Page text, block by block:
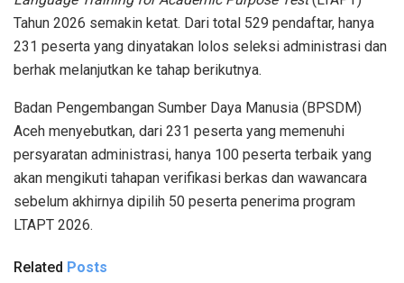
Tahun 2026 semakin ketat. Dari total 529 pendaftar, hanya
231 peserta yang dinyatakan lolos seleksi administrasi dan
berhak melanjutkan ke tahap berikutnya.
Badan Pengembangan Sumber Daya Manusia (BPSDM)
Aceh menyebutkan, dari 231 peserta yang memenuhi
persyaratan administrasi, hanya 100 peserta terbaik yang
akan mengikuti tahapan verifikasi berkas dan wawancara
sebelum akhirnya dipilih 50 peserta penerima program
LTAPT 2026.
Related Posts